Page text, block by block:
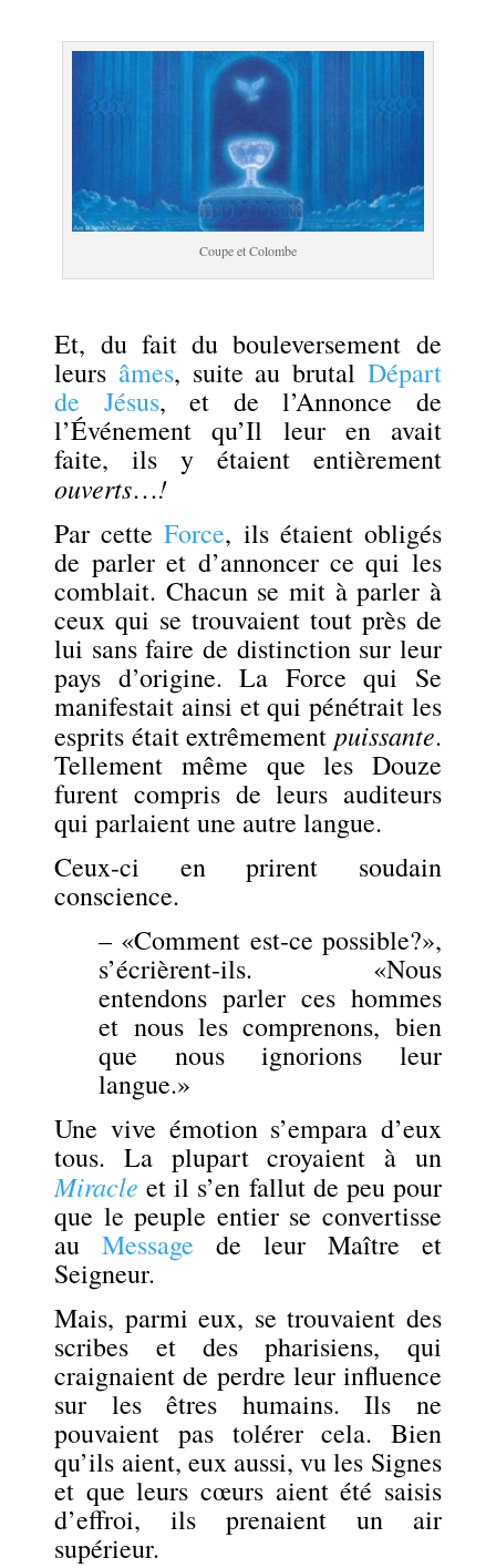
Coupe et Colombe
Et, du fait du bouleversement de
leurs âmes, suite au brutal Départ
de Jésus, et de l’Annonce de
l’Événement qu’Il leur en avait
faite, ils y étaient entièrement
ouverts…!
Par cetteForce, ils étaient obligés
de parler et d’annoncer ce qui les
comblait. Chacun se mit à parler à
ceux qui se trouvaient tout près de
lui sans faire de distinction sur leur
pays d’origine. La Force qui Se
manifestait ainsi et qui pénétrait les
esprits était extrêmement puissante.
Tellement même que les Douze
furent compris de leurs auditeurs
qui parlaient une autre langue.
Ceux-ci en prirent soudain
conscience.
– «Comment est-ce possible?»,
s’écrièrent-ils. «Nous
entendons parler ces hommes
et nous les comprenons, bien
que nous ignorions leur
langue.»
Une vive émotion s’empara d’eux
tous. La plupart croyaient à un
Miracle et il s’en fallut de peu pour
que le peuple entier se convertisse
auMessage de leur Maître et
Seigneur.
Mais, parmi eux, se trouvaient des
scribes et des pharisiens, qui
craignaient de perdre leur influence
sur les êtres humains. Ils ne
pouvaient pas tolérer cela. Bien
qu’ils aient, eux aussi, vu les Signes
et que leurs cœurs aient été saisis
d’effroi, ils prenaient un air
supérieur.